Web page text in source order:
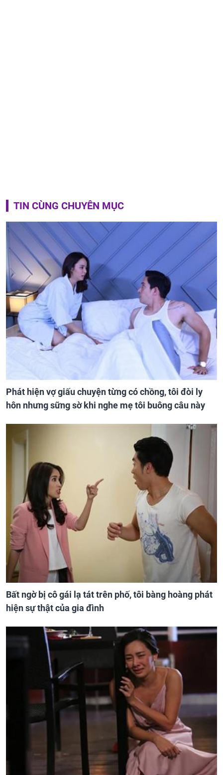
TIN CÙNG CHUYÊN MỤC
Phát hiện vợ giấu chuyện từng có chồng, tôi đòi ly
hôn nhưng sững sờ khi nghe mẹ tôi buông câu này
Bất ngờ bị cô gái lạ tát trên phố, tôi bàng hoàng phát
hiện sự thật của gia đình